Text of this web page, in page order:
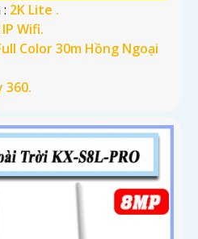
2K Lite .
IP Wifi.
Color 30m Hồng Ngoại
360.